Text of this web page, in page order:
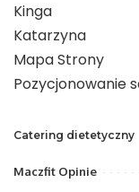
Kinga
Katarzyna
Mapa Strony
Pozycjonowanie
Catering dietetyczny
Maczfit Opinie